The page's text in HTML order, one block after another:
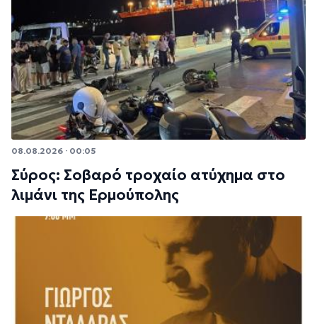
08.08.2026 · 00:05
Σύρος: Σοβαρό τροχαίο ατύχημα στο
λιμάνι της Ερμούπολης